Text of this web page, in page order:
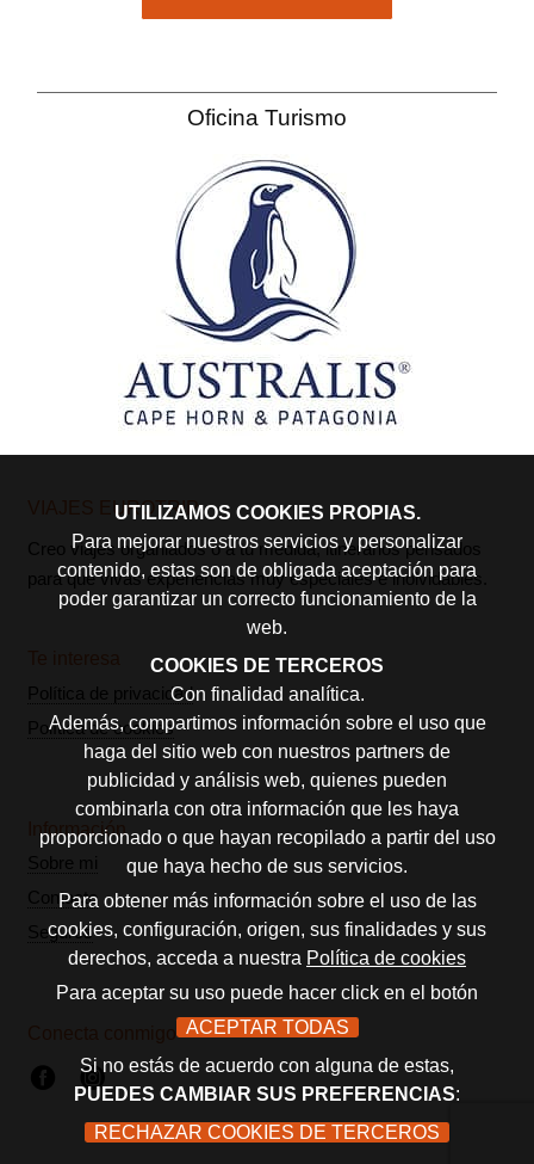
UTILIZAMOS COOKIES PROPIAS.
Para mejorar nuestros servicios y personalizar
contenido, estas son de obligada aceptación para
poder garantizar un correcto funcionamiento de la
web.
COOKIES DE TERCEROS
Con finalidad analítica.
Además, compartimos información sobre el uso que
haga del sitio web con nuestros partners de
publicidad y análisis web, quienes pueden
combinarla con otra información que les haya
proporcionado o que hayan recopilado a partir del uso
que haya hecho de sus servicios.
Para obtener más información sobre el uso de las
cookies, configuración, origen, sus finalidades y sus
derechos, acceda a nuestra Política de cookies
Para aceptar su uso puede hacer click en el botón
ACEPTAR TODAS
Si no estás de acuerdo con alguna de estas,
PUEDES CAMBIAR SUS PREFERENCIAS:
RECHAZAR COOKIES DE TERCEROS
Oficina Turismo
VIAJES EUROTRIP
Creo viajes organiados o a tu medida, itinerarios pensados
para que vivas experiencias muy especiales e inolvidables.
Política de privacidad
Política de cookies
Información
Sobre mi
Contacto
Seguros
Conecta conmigo